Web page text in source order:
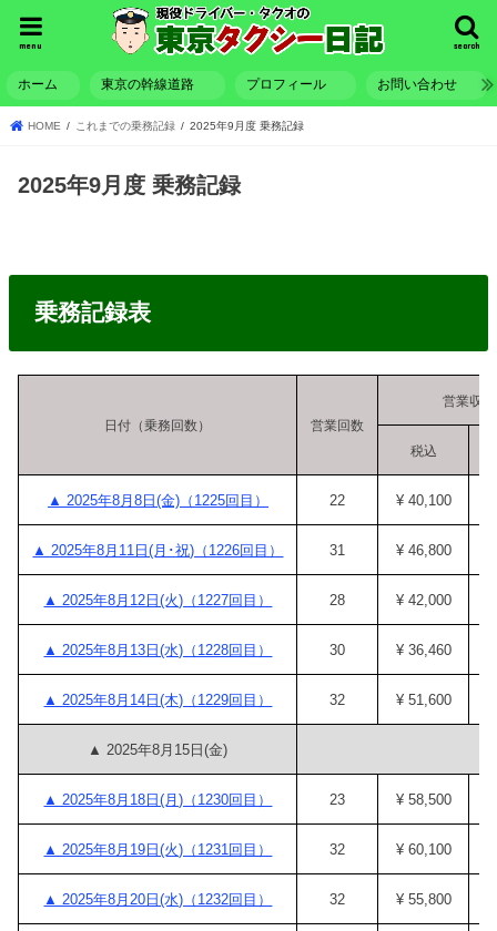
search
menu
ホーム 東京の幹線道路 プロフィール お問い合わせ
HOME これまでの乗務記録 2025年9月度 乗務記録
2025年9月度 乗務記録
乗務記録表
日付（乗務回数） 営業回数
営業収入
税込
▲ 2025年8月8日(金)（1225回目） 22 ¥ 40,100
▲ 2025年8月11日(月･祝)（1226回目） 31 ¥ 46,800
▲ 2025年8月12日(火)（1227回目） 28 ¥ 42,000
▲ 2025年8月13日(水)（1228回目） 30 ¥ 36,460
▲ 2025年8月14日(木)（1229回目） 32 ¥ 51,600
▲ 2025年8月15日(金)
▲ 2025年8月18日(月)（1230回目） 23 ¥ 58,500
▲ 2025年8月19日(火)（1231回目） 32 ¥ 60,100
▲ 2025年8月20日(水)（1232回目） 32 ¥ 55,800